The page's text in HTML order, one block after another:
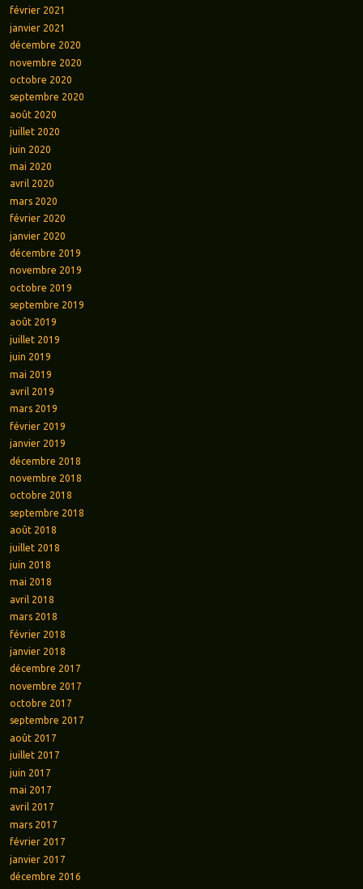
février 2021
janvier 2021
décembre 2020
novembre 2020
octobre 2020
septembre 2020
août 2020
juillet 2020
juin 2020
mai 2020
avril 2020
mars 2020
février 2020
janvier 2020
décembre 2019
novembre 2019
octobre 2019
septembre 2019
août 2019
juillet 2019
juin 2019
mai 2019
avril 2019
mars 2019
février 2019
janvier 2019
décembre 2018
novembre 2018
octobre 2018
septembre 2018
août 2018
juillet 2018
juin 2018
mai 2018
avril 2018
mars 2018
février 2018
janvier 2018
décembre 2017
novembre 2017
octobre 2017
septembre 2017
août 2017
juillet 2017
juin 2017
mai 2017
avril 2017
mars 2017
février 2017
janvier 2017
décembre 2016